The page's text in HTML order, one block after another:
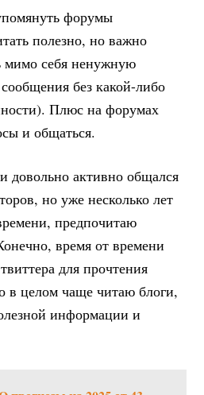
форумы
полезно, но важно
мимо себя ненужную
без какой-либо
Плюс на форумах
и общаться.
довольно активно общался
но уже несколько лет
предпочитаю
время от времени
для прочтения
в целом чаще читаю блоги,
информации и